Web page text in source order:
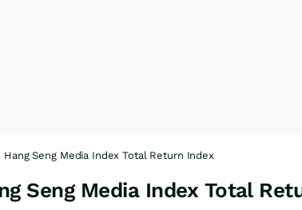
Hang Seng Media Index Total Return Index
Seng Media Index Total